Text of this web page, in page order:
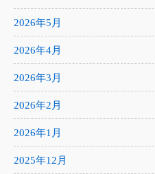
2026年5月
2026年4月
2026年3月
2026年2月
2026年1月
2025年12月